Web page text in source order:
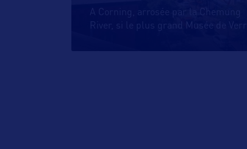
A Corning, arrosée par la Chemung
River, si le plus grand Musée de Verre